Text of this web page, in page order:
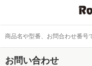
お問い合わせ